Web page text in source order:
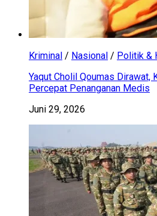
Kriminal / Nasional / Politik &
Yaqut Cholil Qoumas Dirawat,
Percepat Penanganan Medis
Juni 29, 2026